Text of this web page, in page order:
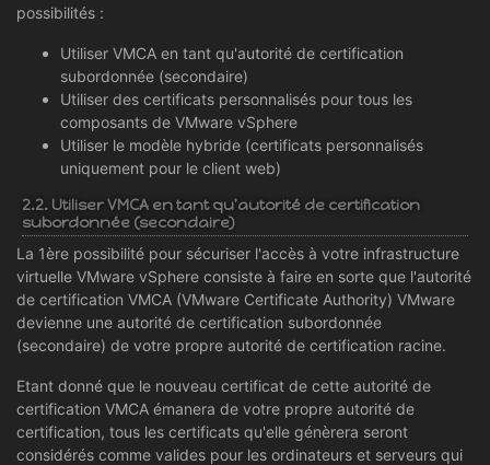
possibilités :
Utiliser VMCA en tant qu'autorité de certification
subordonnée (secondaire)
Utiliser des certificats personnalisés pour tous les
composants de VMware vSphere
Utiliser le modèle hybride (certificats personnalisés
uniquement pour le client web)
2.2. Utiliser VMCA en tant qu'autorité de certification
subordonnée (secondaire)
La 1ère possibilité pour sécuriser l'accès à votre infrastructure
virtuelle VMware vSphere consiste à faire en sorte que l'autorité
de certification VMCA (VMware Certificate Authority) VMware
devienne une autorité de certification subordonnée
(secondaire) de votre propre autorité de certification racine.
Etant donné que le nouveau certificat de cette autorité de
certification VMCA émanera de votre propre autorité de
certification, tous les certificats qu'elle génèrera seront
considérés comme valides pour les ordinateurs et serveurs qui